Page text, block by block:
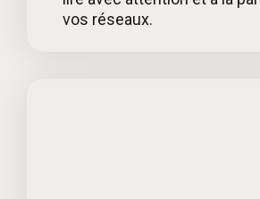
vos réseaux.